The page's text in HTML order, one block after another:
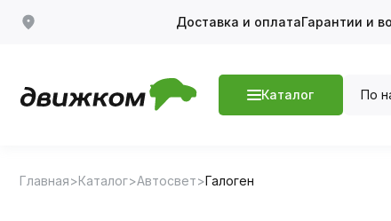
Доставка и оплатаГарантии и
Каталог По
Главная Каталог Автосвет Галоген